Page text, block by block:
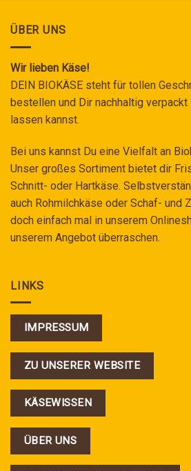
ÜBER UNS
Wir lieben Käse!
DEIN BIOKÄSE steht für tollen
bestellen und Dir nachhaltig
lassen kannst.
Bei uns kannst Du eine Vielfalt an
Unser großes Sortiment bietet dir
Schnitt- oder Hartkäse.
auch Rohmilchkäse oder Schaf- und
doch einfach mal in unserem
unserem Angebot überraschen.
LINKS
IMPRESSUM
ZU UNSERER WEBSITE
KÄSEWISSEN
ÜBER UNS